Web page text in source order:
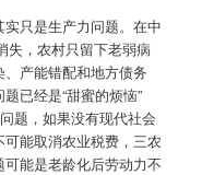
只是生产力问题。在中
失，农村只留下老弱病
产能错配和地方债务
已经是“甜蜜的烦恼”
题，如果没有现代社会
能取消农业税费，三农
能是老龄化后劳动力不